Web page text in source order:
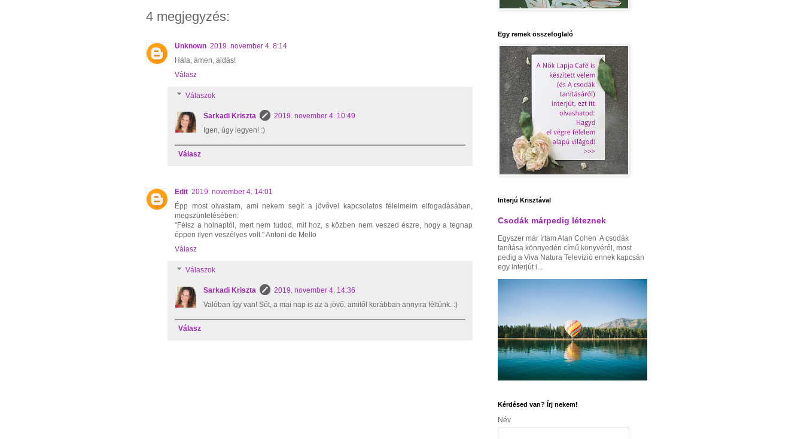
4 megjegyzés:
Unknown 2019. november 4. 8:14
Hála, ámen, áldás!
Válasz
Válaszok
Sarkadi Kriszta
2019. november 4. 10:49
Igen, úgy legyen! :)
Válasz
Edit 2019. november 4. 14:01
Épp most olvastam, ami nekem segít a jövővel kapcsolatos félelmeim elfogadásában,
megszüntetésében:
"Félsz a holnaptól, mert nem tudod, mit hoz, s közben nem veszed észre, hogy a tegnap
éppen ilyen veszélyes volt." Antoni de Mello
Válasz
Válaszok
Sarkadi Kriszta
2019. november 4. 14:36
Valóban így van! Sőt, a mai nap is az a jövő, amitől korábban annyira féltünk. :)
Válasz
Egy remek összefoglaló
Interjú Krisztával
Csodák márpedig léteznek
Egyszer már írtam Alan Cohen A csodák
tanítása könnyedén című könyvéről, most
pedig a Viva Natura Televízió ennek kapcsán
egy interjút i...
Kérdésed van? Írj nekem!
Név